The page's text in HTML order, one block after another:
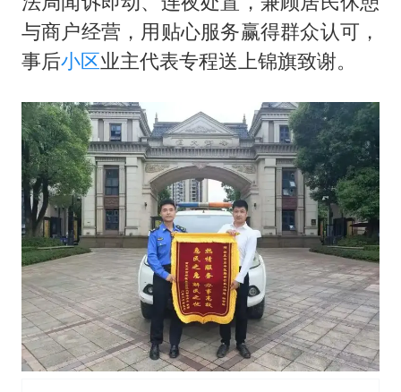
5万小车卖不动 微型代步车集体遇冷
NBA传奇教练老尼尔森去世
手机真会“偷听”我们说话吗
上半年全球新能源乘用车销量1122万台
加沙约14万栋建筑被完全摧毁
从科技创新看开局起步的时与势
与商户经营，用贴心服务赢得群众认可，
事后小区业主代表专程送上锦旗致谢。